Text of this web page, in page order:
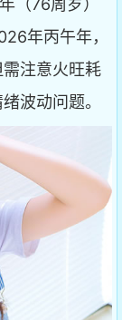
（76周岁）
年丙午年，
注意火旺耗
波动问题。